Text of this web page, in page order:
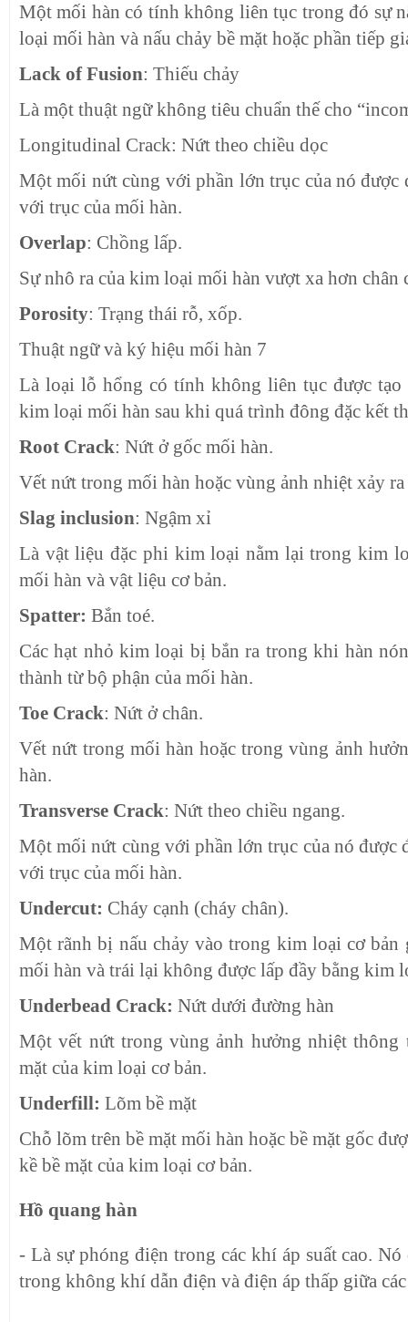
Một mối hàn có tính không liên tục trong đó sự
loại mối hàn và nấu chảy bề mặt hoặc phần tiếp
Lack of Fusion: Thiếu chảy
Là một thuật ngữ không tiêu chuẩn thế cho
Longitudinal Crack: Nứt theo chiều dọc
Một mối nứt cùng với phần lớn trục của nó được
với trục của mối hàn.
Overlap: Chồng lấp.
Sự nhô ra của kim loại mối hàn vượt xa hơn chân
Porosity: Trạng thái rỗ, xốp.
Thuật ngữ và ký hiệu mối hàn 7
Là loại lỗ hổng có tính không liên tục được
kim loại mối hàn sau khi quá trình đông đặc kết
Root Crack: Nứt ở gốc mối hàn.
Vết nứt trong mối hàn hoặc vùng ảnh nhiệt xảy
Slag inclusion: Ngậm xỉ
Là vật liệu đặc phi kim loại nằm lại trong kim
mối hàn và vật liệu cơ bản.
Spatter: Bắn toé.
Các hạt nhỏ kim loại bị bắn ra trong khi hàn
thành từ bộ phận của mối hàn.
Toe Crack: Nứt ở chân.
Vết nứt trong mối hàn hoặc trong vùng ảnh
hàn.
Transverse Crack: Nứt theo chiều ngang.
Một mối nứt cùng với phần lớn trục của nó được
với trục của mối hàn.
Undercut: Cháy cạnh (cháy chân).
Một rãnh bị nấu chảy vào trong kim loại cơ bản
mối hàn và trái lại không được lấp đầy bằng kim
Underbead Crack: Nứt dưới đường hàn
Một vết nứt trong vùng ảnh hưởng nhiệt thông
mặt của kim loại cơ bản.
Underfill: Lõm bề mặt
Chỗ lõm trên bề mặt mối hàn hoặc bề mặt gốc
kề bề mặt của kim loại cơ bản.
Hồ quang hàn
- Là sự phóng điện trong các khí áp suất cao.
trong không khí dẫn điện và điện áp thấp giữa